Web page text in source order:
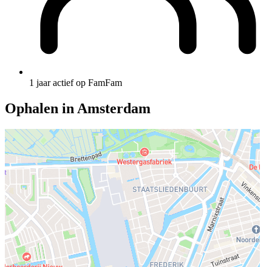
1 jaar actief op FamFam
Ophalen in Amsterdam